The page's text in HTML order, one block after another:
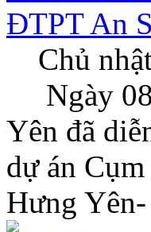
ĐTPT An
Chủ
Ngày 08
Yên đã
dự án
Hưng